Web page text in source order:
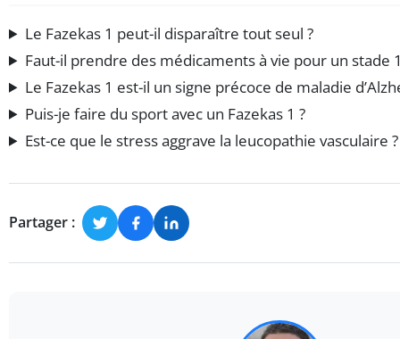
Le Fazekas 1 peut-il disparaître tout seul ?
Faut-il prendre des médicaments à vie pour un stade
Le Fazekas 1 est-il un signe précoce de maladie
Puis-je faire du sport avec un Fazekas 1 ?
Est-ce que le stress aggrave la leucopathie vasculaire ?
Partager :